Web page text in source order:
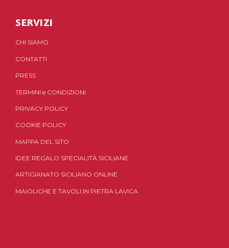
SERVIZI
CHI SIAMO
CONTATTI
PRESS
TERMINI e CONDIZIONI
PRIVACY POLICY
COOKIE POLICY
MAPPA DEL SITO
IDEE REGALO SPECIALITÀ SICILIANE
ARTIGIANATO SICILIANO ONLINE
MAIOLICHE E TAVOLI IN PIETRA LAVICA